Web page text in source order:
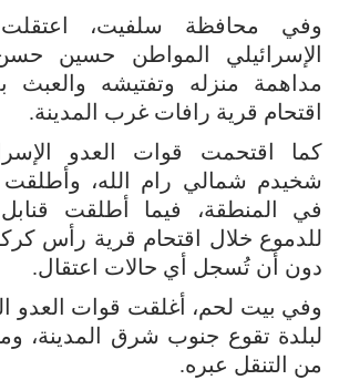
وفي محافظة سلفيت،
الإسرائيلي المواطن حسين
مداهمة منزله وتفتيشه والعبث
اقتحام قرية رافات غرب المدينة.
كما اقتحمت قوات العدو
شخيدم شمالي رام الله،
في المنطقة، فيما أطلقت
للدموع خلال اقتحام قرية رأس
دون أن تُسجل أي حالات اعتقال.
وفي بيت لحم، أغلقت قوات العدو
لبلدة تقوع جنوب شرق المدينة،
من التنقل عبره.